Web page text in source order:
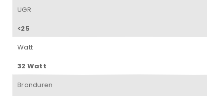
UGR
<25
Watt
32 Watt
Branduren